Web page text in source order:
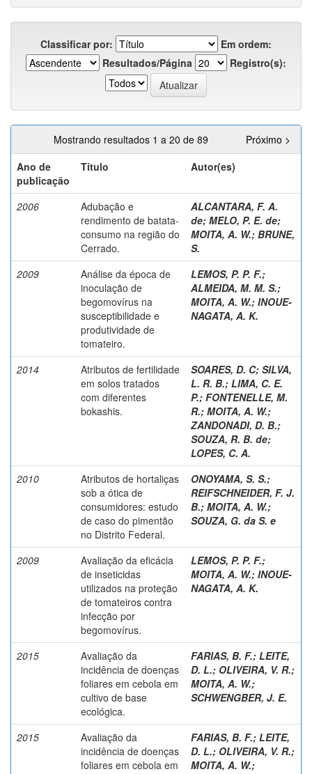
Classificar por:
Em ordem:
Resultados/Página
Registro(s):
Mostrando resultados 1 a 20 de 89
Próximo >
Ano de
publicação
Título Autor(es)
2006
Adubação e
rendimento de batata-
consumo na região do
Cerrado.
ALCANTARA, F. A.
de; MELO, P. E. de;
MOITA, A. W.; BRUNE,
S.
2009
Análise da época de
inoculação de
begomovírus na
susceptibilidade e
produtividade de
tomateiro.
LEMOS, P. P. F.;
ALMEIDA, M. M. S.;
MOITA, A. W.; INOUE-
NAGATA, A. K.
2014
Atributos de fertilidade
em solos tratados
com diferentes
bokashis.
SOARES, D. C; SILVA,
L. R. B.; LIMA, C. E.
P.; FONTENELLE, M.
R.; MOITA, A. W.;
ZANDONADI, D. B.;
SOUZA, R. B. de;
LOPES, C. A.
2010
Atributos de hortaliças
sob a ótica de
consumidores: estudo
de caso do pimentão
no Distrito Federal.
ONOYAMA, S. S.;
REIFSCHNEIDER, F. J.
B.; MOITA, A. W.;
SOUZA, G. da S. e
2009
Avaliação da eficácia
de inseticidas
utilizados na proteção
de tomateiros contra
infecção por
begomovírus.
LEMOS, P. P. F.;
MOITA, A. W.; INOUE-
NAGATA, A. K.
2015
Avaliação da
incidência de doenças
foliares em cebola em
cultivo de base
ecológica.
FARIAS, B. F.; LEITE,
D. L.; OLIVEIRA, V. R.;
MOITA, A. W.;
SCHWENGBER, J. E.
2015
Avaliação da
incidência de doenças
foliares em cebola em
FARIAS, B. F.; LEITE,
D. L.; OLIVEIRA, V. R.;
MOITA, A. W.;